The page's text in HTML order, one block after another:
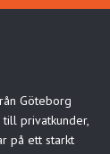
Göteborg
privatkunder,
på ett starkt